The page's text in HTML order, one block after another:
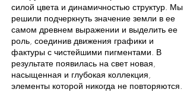
силой цвета и динамичностью структур. Мы
решили подчеркнуть значение земли в ее
самом древнем выражении и выделить ее
роль, соединив движения графики и
фактуры с чистейшими пигментами. В
результате появилась на свет новая,
насыщенная и глубокая коллекция,
элементы которой никогда не повторяются.